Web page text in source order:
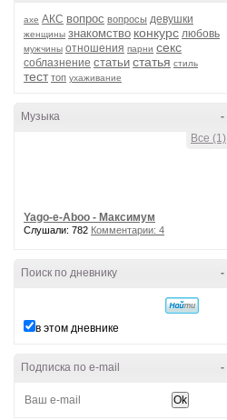
axe АКС вопрос вопросы девушки
женщины знакомство конкурс любовь
мужчины отношения парни секс
соблазнение статьи статья стиль
тест топ ухаживание
-
Музыка
Все (1)
Yago-e-Aboo - Максимум
Слушали: 782 Комментарии: 4
-
Поиск по дневнику
в этом дневнике
-
Подписка по e-mail